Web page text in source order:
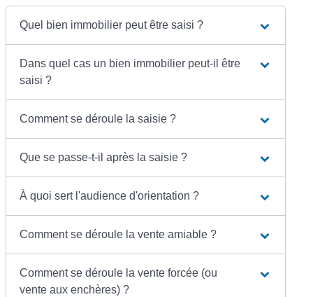
Quel bien immobilier peut être saisi ?
Dans quel cas un bien immobilier peut-il être
saisi ?
Comment se déroule la saisie ?
Que se passe-t-il après la saisie ?
À quoi sert l'audience d'orientation ?
Comment se déroule la vente amiable ?
Comment se déroule la vente forcée (ou
vente aux enchères) ?